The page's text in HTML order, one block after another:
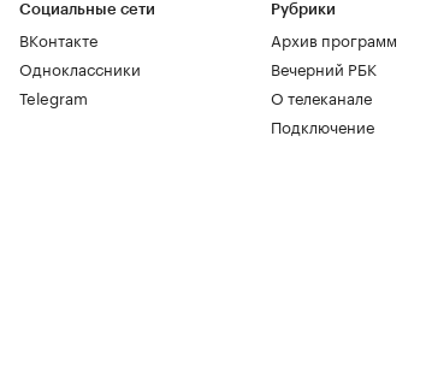
Социальные сети
ВКонтакте
Одноклассники
Telegram
Рубрики
Архив программ
Вечерний РБК
О телеканале
Подключение